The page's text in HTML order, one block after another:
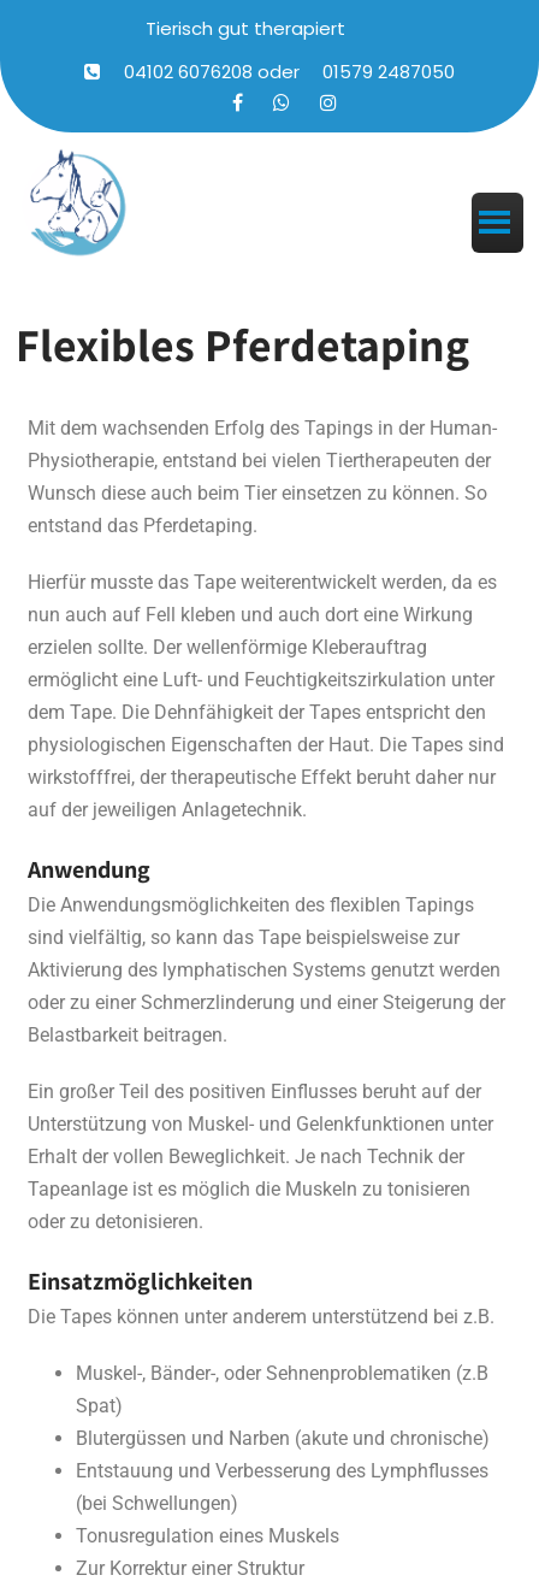
Tierisch gut therapiert
04102 6076208 oder 01579 2487050
Flexibles Pferdetaping
Mit dem wachsenden Erfolg des Tapings in der Human-
Physiotherapie, entstand bei vielen Tiertherapeuten der
Wunsch diese auch beim Tier einsetzen zu können. So
entstand das Pferdetaping.
Hierfür musste das Tape weiterentwickelt werden, da es
nun auch auf Fell kleben und auch dort eine Wirkung
erzielen sollte. Der wellenförmige Kleberauftrag
ermöglicht eine Luft- und Feuchtigkeitszirkulation unter
dem Tape. Die Dehnfähigkeit der Tapes entspricht den
physiologischen Eigenschaften der Haut. Die Tapes sind
wirkstofffrei, der therapeutische Effekt beruht daher nur
auf der jeweiligen Anlagetechnik.
Anwendung
Die Anwendungsmöglichkeiten des flexiblen Tapings
sind vielfältig, so kann das Tape beispielsweise zur
Aktivierung des lymphatischen Systems genutzt werden
oder zu einer Schmerzlinderung und einer Steigerung der
Belastbarkeit beitragen.
Ein großer Teil des positiven Einflusses beruht auf der
Unterstützung von Muskel- und Gelenkfunktionen unter
Erhalt der vollen Beweglichkeit. Je nach Technik der
Tapeanlage ist es möglich die Muskeln zu tonisieren
oder zu detonisieren.
Einsatzmöglichkeiten
Die Tapes können unter anderem unterstützend bei z.B.
Muskel-, Bänder-, oder Sehnenproblematiken (z.B
Spat)
Blutergüssen und Narben (akute und chronische)
Entstauung und Verbesserung des Lymphflusses
(bei Schwellungen)
Tonusregulation eines Muskels
Zur Korrektur einer Struktur